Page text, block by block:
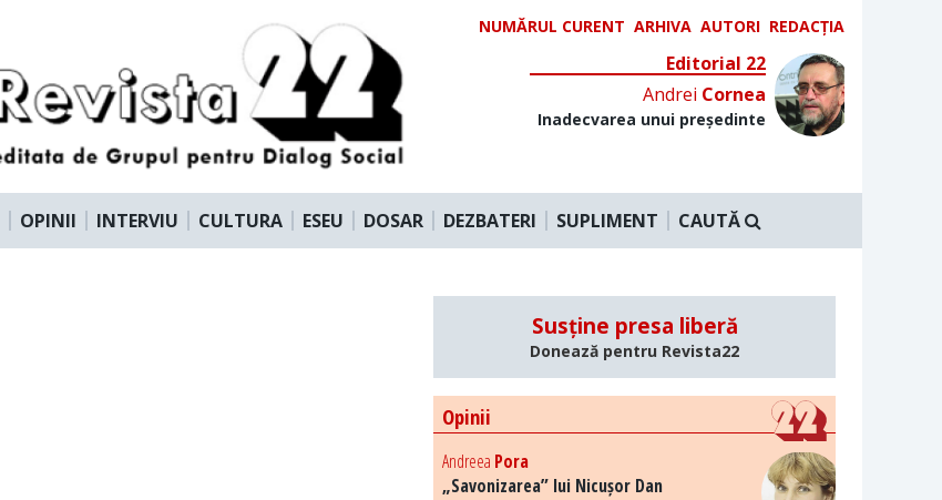
NUMĂRUL CURENT ARHIVA AUTORI REDACȚIA
Editorial 22
Andrei Cornea
Inadecvarea unui președinte
OPINII INTERVIU CULTURA ESEU DOSAR DEZBATERI SUPLIMENT CAUTĂ
Susține presa liberă
Donează pentru Revista22
Opinii
Andreea Pora
„Savonizarea” lui Nicușor Dan